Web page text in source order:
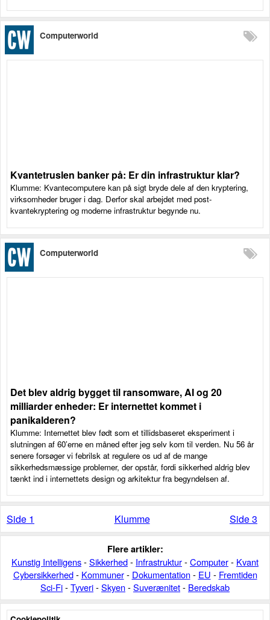
Computerworld
Kvantetruslen banker på: Er din infrastruktur klar?
Klumme: Kvantecomputere kan på sigt bryde dele af den kryptering,
virksomheder bruger i dag. Derfor skal arbejdet med post-
kvantekryptering og moderne infrastruktur begynde nu.
Computerworld
Det blev aldrig bygget til ransomware, AI og 20
milliarder enheder: Er internettet kommet i
panikalderen?
Klumme: Internettet blev født som et tillidsbaseret eksperiment i
slutningen af 60’erne en måned efter jeg selv kom til verden. Nu 56 år
senere forsøger vi febrilsk at regulere os ud af de mange
sikkerhedsmæssige problemer, der opstår, fordi sikkerhed aldrig blev
tænkt ind i internettets design og arkitektur fra begyndelsen af.
Side 3
Klumme
Side 1
Flere artikler:
Kunstig Intelligens-Sikkerhed- Infrastruktur-Computer- Kvant
Cybersikkerhed- Kommuner- Dokumentation- EU - Fremtiden
Sci-Fi-Tyveri-Skyen-Suverænitet- Beredskab